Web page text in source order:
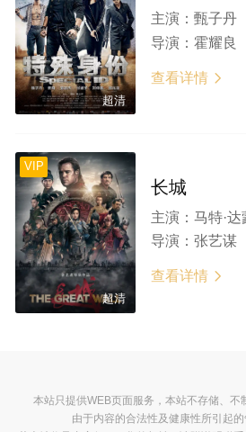
超清
主演： 甄子丹
导演： 霍耀良
查看详情 
VIP
超清
长城
主演： 马特·达蒙 景
导演： 张艺谋
查看详情 
本站只提供WEB页面服务，本站不存储、不
由于内容的合法性及健康性所引起的